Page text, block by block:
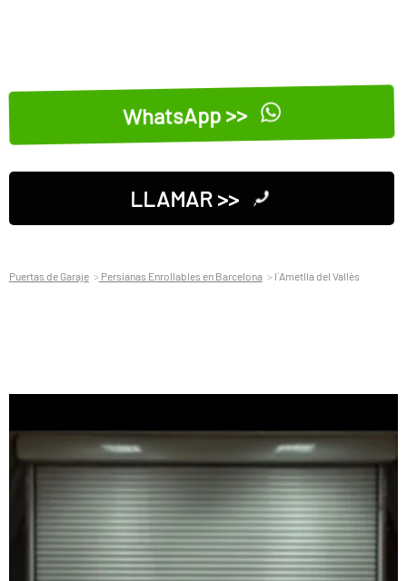
WhatsApp >>
LLAMAR >>
Puertas de Garaje Persianas Enrollables en Barcelona l´Ametlla del Vallès